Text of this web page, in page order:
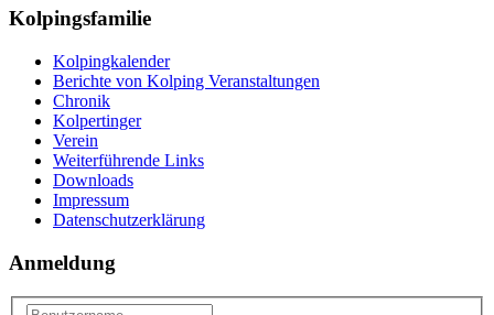
Kolpingsfamilie
Kolpingkalender
Berichte von Kolping Veranstaltungen
Chronik
Kolpertinger
Verein
Weiterführende Links
Downloads
Impressum
Datenschutzerklärung
Anmeldung